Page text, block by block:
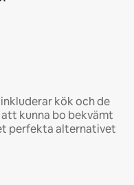
kök och de
kunna bo bekvämt
perfekta alternativet